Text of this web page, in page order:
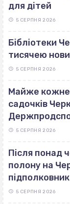
для дітей
5 СЕРПНЯ 2026
Бібліотеки
тисячею
5 СЕРПНЯ 2026
Майже кожне
садочків
5 СЕРПНЯ 2026
Після понад
полону на
5 СЕРПНЯ 2026